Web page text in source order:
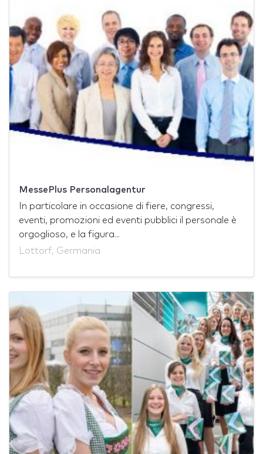
MessePlus Personalagentur
In particolare in occasione di fiere, congressi,
eventi, promozioni ed eventi pubblici il personale è
orgoglioso, e la figura...
Lottorf, Germania